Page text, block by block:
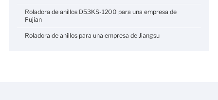
Roladora de anillos D53KS-1200 para una empresa de
Fujian
Roladora de anillos para una empresa de Jiangsu